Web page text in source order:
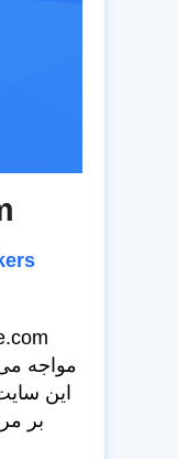
مواجه می
این
بر